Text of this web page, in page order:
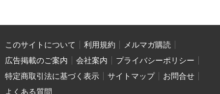
このサイトについて 利用規約
メルマガ購読
広告掲載のご案内
会社案内
プライバシーポリシー
特定商取引法に基づく表示
サイトマップ
お問合せ
よくある質問